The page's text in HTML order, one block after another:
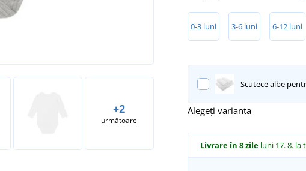
+2
următoare
0-3 luni 3-6 luni 6-12 luni
Scutece albe
Alegeți varianta
Livrare în 8 zile luni 17. 8. la